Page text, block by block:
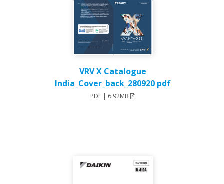
VRV X Catalogue
India_Cover_back_280920 pdf